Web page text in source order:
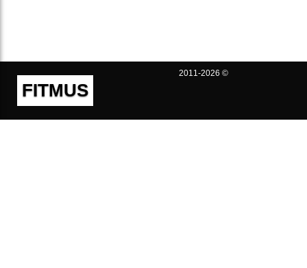
FITMUS
2011-2026 ©